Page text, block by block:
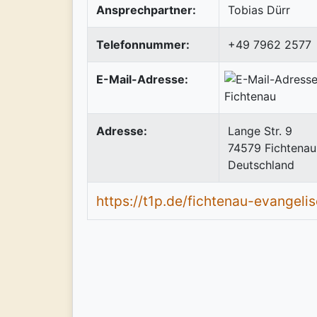
Ansprechpartner: Tobias Dürr
Telefonnummer: +49 7962 2577
E-Mail-Adresse:
Adresse:
Lange Str. 9
74579 Fichtenau
Deutschland
https://t1p.de/fichtenau-